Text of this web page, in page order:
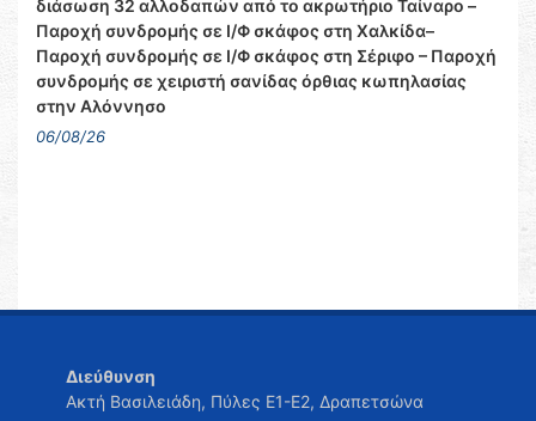
διάσωση 32 αλλοδαπών από το ακρωτήριο Ταίναρο –
Παροχή συνδρομής σε Ι/Φ σκάφος στη Χαλκίδα–
Παροχή συνδρομής σε Ι/Φ σκάφος στη Σέριφο – Παροχή
συνδρομής σε χειριστή σανίδας όρθιας κωπηλασίας
στην Αλόννησο
06/08/26
Διεύθυνση
Ακτή Βασιλειάδη, Πύλες Ε1-Ε2, Δραπετσώνα